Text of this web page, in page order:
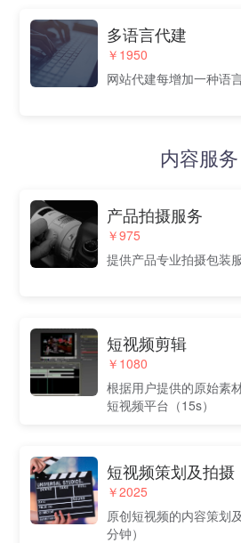
多语言代建
￥1950
网站代建每增加一种语
内容服务
产品拍摄服务
￥975
提供产品专业拍摄包装
短视频剪辑
￥1080
根据用户提供的原始素
短视频平台（15s）
短视频策划及拍摄
￥2025
原创短视频的内容策划
分钟）